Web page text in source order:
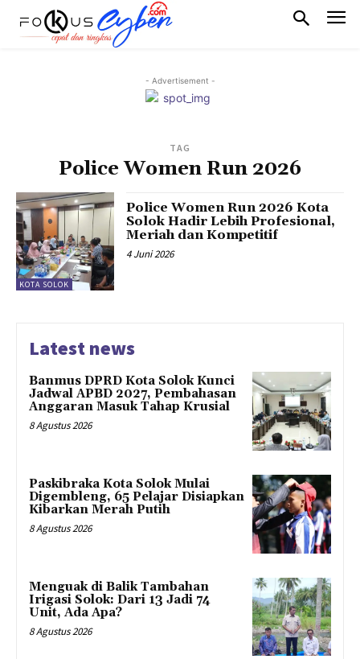
- Advertisement -
TAG
Police Women Run 2026
KOTA SOLOK
Police Women Run 2026 Kota
Solok Hadir Lebih Profesional,
Meriah dan Kompetitif
4 Juni 2026
Latest news
Banmus DPRD Kota Solok Kunci
Jadwal APBD 2027, Pembahasan
Anggaran Masuk Tahap Krusial
8 Agustus 2026
Paskibraka Kota Solok Mulai
Digembleng, 65 Pelajar Disiapkan
Kibarkan Merah Putih
8 Agustus 2026
Menguak di Balik Tambahan
Irigasi Solok: Dari 13 Jadi 74
Unit, Ada Apa?
8 Agustus 2026